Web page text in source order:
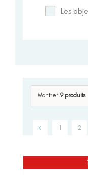
Montrer 9 produits
1 2
Les